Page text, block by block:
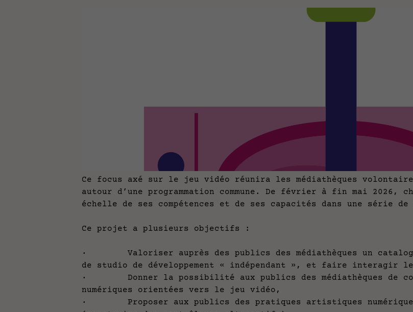
Ce focus axé sur le jeu vidéo réunira les médiathèques
autour d’une programmation commune. De février à fin mai 2026,
échelle de ses compétences et de ses capacités dans une série
Ce projet a plusieurs objectifs :
· Valoriser auprès des publics des médiathèques un
de studio de développement « indépendant », et faire interagir
· Donner la possibilité aux publics des médiathèques de
numériques orientées vers le jeu vidéo,
· Proposer aux publics des pratiques artistiques